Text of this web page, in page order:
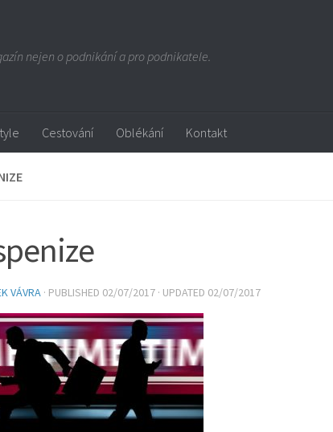
nejen o podnikání a pro podnikatele.
Cestování Oblékání Kontakt
VÁVRA · PUBLISHED 02/07/2017 · UPDATED 02/07/2017